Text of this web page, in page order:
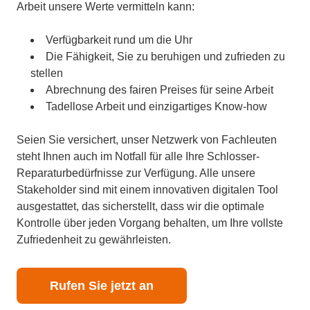
Arbeit unsere Werte vermitteln kann:
Verfügbarkeit rund um die Uhr
Die Fähigkeit, Sie zu beruhigen und zufrieden zu
stellen
Abrechnung des fairen Preises für seine Arbeit
Tadellose Arbeit und einzigartiges Know-how
Seien Sie versichert, unser Netzwerk von Fachleuten
steht Ihnen auch im Notfall für alle Ihre Schlosser-
Reparaturbedürfnisse zur Verfügung. Alle unsere
Stakeholder sind mit einem innovativen digitalen Tool
ausgestattet, das sicherstellt, dass wir die optimale
Kontrolle über jeden Vorgang behalten, um Ihre vollste
Zufriedenheit zu gewährleisten.
Rufen Sie jetzt an